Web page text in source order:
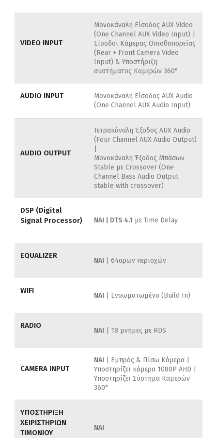
VIDEO INPUT
Μονοκάναλη Είσοδος AUX Video
(One Channel AUX Video Input) |
Είσοδοι Κάμερας Οπισθοπορείας
(Rear + Front Camera Video
Input) & Υποστήριξη
συστήματος Καμερών 360°
AUDIO INPUT
Μονοκάναλη Είσοδος AUX Audio
(One Channel AUX Audio Input)
AUDIO OUTPUT
Τετρακάναλη Έξοδος AUX Audio
(Four Channel AUX Audio Output)
Μονοκάναλη Έξοδος Μπάσων
Stable με Crossover (One
Channel Bass Audio Output
stable with crossover)
DSP (Digital
Signal Processor)
ΝΑΙ | DTS 4.1 με Time Delay
EQUALIZER
NAI | 64αρων περιοχών
WIFI
ΝΑΙ | Ενσωματωμένο (Build In)
RADIO
ΝΑΙ | 18 μνήμες με RDS
CAMERA INPUT
ΝΑΙ | Εμπρός & Πίσω Κάμερα |
Υποστηρίζει κάμερα 1080P AHD |
Υποστηρίζει Σύστημα Καμερών
360°
ΥΠΟΣΤΗΡΙΞΗ
ΧΕΙΡΙΣΤΗΡΙΩΝ
ΤΙΜΟΝΙΟΥ
ΝΑΙ